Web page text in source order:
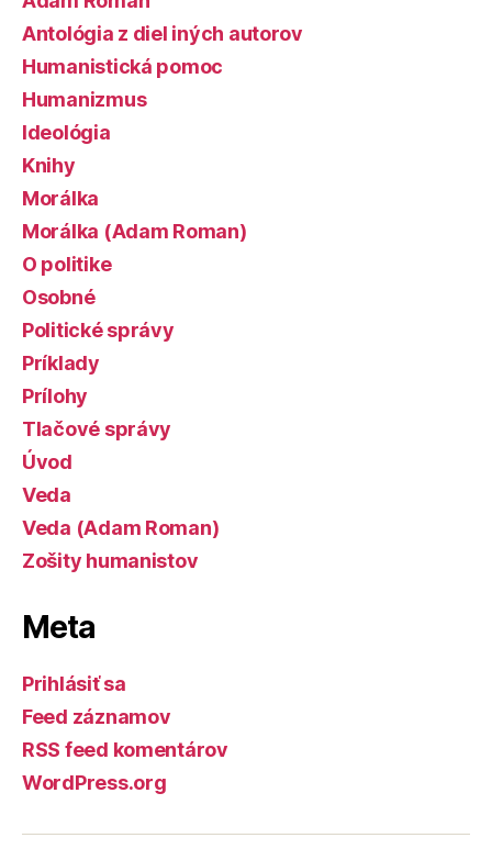
Antológia z diel iných autorov
Humanistická pomoc
Humanizmus
Ideológia
Knihy
Morálka
Morálka (Adam Roman)
O politike
Osobné
Politické správy
Príklady
Prílohy
Tlačové správy
Úvod
Veda
Veda (Adam Roman)
Zošity humanistov
Meta
Prihlásiť sa
Feed záznamov
RSS feed komentárov
WordPress.org